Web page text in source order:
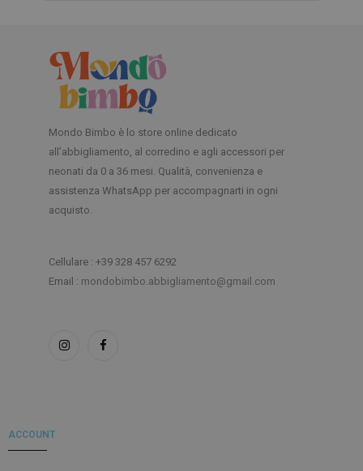
Mondo Bimbo è lo store online dedicato
all’abbigliamento, al corredino e agli accessori per
neonati da 0 a 36 mesi. Qualità, convenienza e
assistenza WhatsApp per accompagnarti in ogni
acquisto.
Cellulare : +39 328 457 6292
Email : mondobimbo.abbigliamento@gmail.com
ACCOUNT